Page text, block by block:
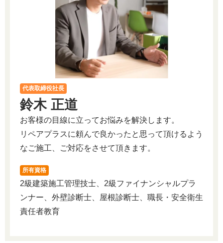
代表取締役社長
鈴木 正道
お客様の目線に立ってお悩みを解決します。
リペアプラスに頼んで良かったと思って頂けるよう
なご施工、ご対応をさせて頂きます。
所有資格
2級建築施工管理技士、2級ファイナンシャルプラ
ンナー、外壁診断士、屋根診断士、職長・安全衛生
責任者教育